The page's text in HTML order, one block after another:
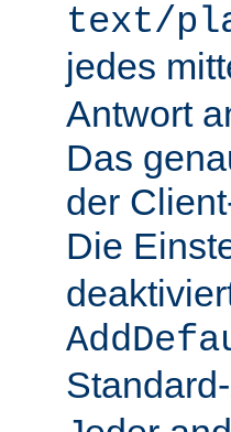
text/
jedes
Antwort
Das
der
Die